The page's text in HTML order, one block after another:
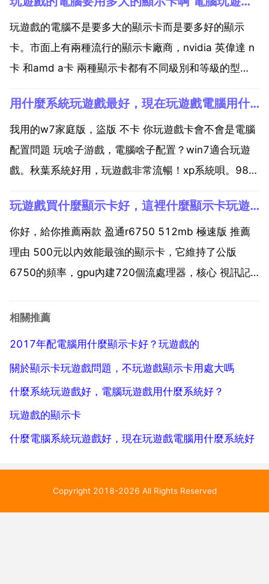
玩遊戲的電腦不是要多大的顯示卡而是要多好的顯示
卡。市面上有兩種流行的顯示卡廠商，nvidia 英偉達 n
卡 和amd a卡 兩種顯示卡都有不同級別和等級的型
新的顯示卡型號來說，gtx950，gtx960至gtx980，然
後gtx titan x和z版本...
用什麼系統玩遊戲最好，現在玩遊戲電腦用什麼系統好
我用的w7家庭版，盜版 不卡 你玩遊戲卡會不會是電腦
配置問題 玩啥子游戲，電腦啥子配置？win7適合玩遊
戲。秋葉系統好用，玩遊戲非常流暢！xp系統唄。98之
統做的。vista系統現在還沒普及，所以相容性很不健
全，有些遊戲玩不了或者有bug，不過以後...
玩遊戲買什麼顯示卡好，這裡什麼顯示卡玩遊戲品質最好？？
你好，給你推薦兩款 盈通r6750 512mb 極速版 推薦
理由 500元以內效能最強的顯示卡，它維持了公版
6750的頻率，gpu內建720個流處理器，核心 視訊記
hd6670 512mb至尊版要強得多，兩者差距大概接近
相關推薦
2017年配電腦用什麼顯示卡好？玩遊戲的
關於顯示卡玩遊戲問題，不玩遊戲顯示卡用處大嗎
什麼系統玩遊戲好，電腦玩遊戲用什麼系統好？
玩遊戲的顯示卡
什麼電腦系統玩遊戲好，現在玩遊戲電腦用什麼系統好
Copyright 2018-2026 All Rights Reserved